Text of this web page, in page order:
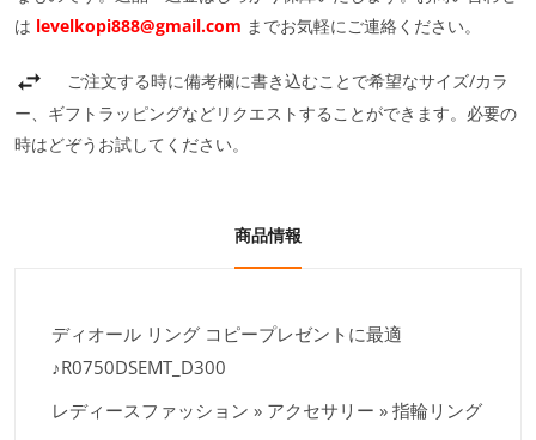
は levelkopi888@gmail.com までお気軽にご連絡ください。
ご注文する時に備考欄に書き込むことで希望なサイズ/カラ
ー、ギフトラッピングなどリクエストすることができます。必要の
時はどぞうお試してください。
商品情報
ディオール リング コピープレゼントに最適
♪R0750DSEMT_D300
レディースファッション » アクセサリー » 指輪リング